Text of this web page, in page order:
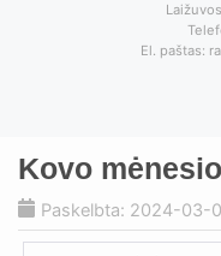
El. paštas:
Kovo
Paskelbta: 2024-03-